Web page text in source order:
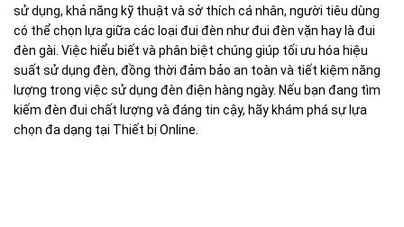
sử dụng, khả năng kỹ thuật và sở thích cá nhân, người tiêu dùng
có thể chọn lựa giữa các loại đui đèn như đui đèn vặn hay là đui
đèn gài. Việc hiểu biết và phân biệt chúng giúp tối ưu hóa hiệu
suất sử dụng đèn, đồng thời đảm bảo an toàn và tiết kiệm năng
lượng trong việc sử dụng đèn điện hàng ngày. Nếu bạn đang tìm
kiếm đèn đui chất lượng và đáng tin cậy, hãy khám phá sự lựa
chọn đa dạng tại Thiết bị Online.